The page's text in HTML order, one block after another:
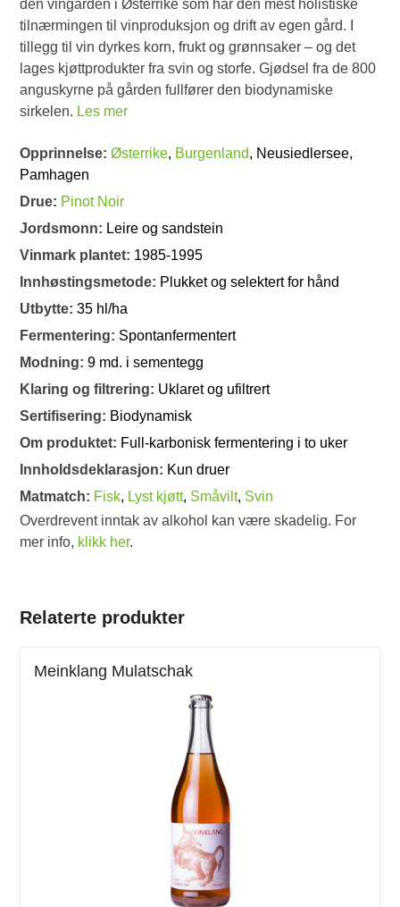
den vingården i Østerrike som har den mest holistiske
tilnærmingen til vinproduksjon og drift av egen gård. I
tillegg til vin dyrkes korn, frukt og grønnsaker – og det
lages kjøttprodukter fra svin og storfe. Gjødsel fra de 800
anguskyrne på gården fullfører den biodynamiske
sirkelen. Les mer
Opprinnelse:Østerrike, Burgenland, Neusiedlersee,
Pamhagen
Drue: Pinot Noir
Jordsmonn: Leire og sandstein
Vinmark plantet: 1985-1995
Innhøstingsmetode: Plukket og selektert for hånd
Utbytte:35 hl/ha
Fermentering: Spontanfermentert
Modning:9 md. i sementegg
Klaring og filtrering: Uklaret og ufiltrert
Sertifisering: Biodynamisk
Om produktet: Full-karbonisk fermentering i to uker
Innholdsdeklarasjon: Kun druer
Matmatch: Fisk, Lyst kjøtt, Småvilt, Svin
Overdrevent inntak av alkohol kan være skadelig. For
mer info, klikk her.
Relaterte produkter
Meinklang Mulatschak